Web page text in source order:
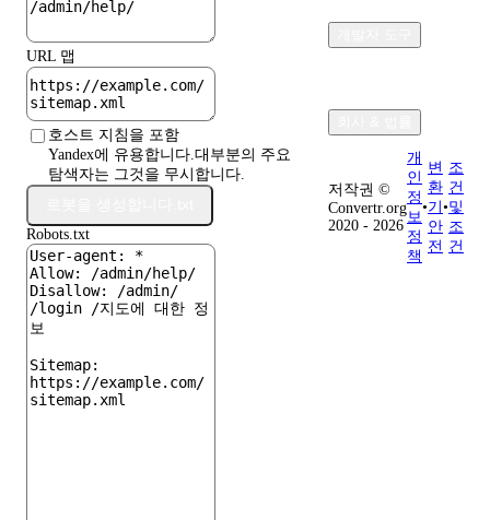
URL 맵
호스트 지침을 포함
Yandex에 유용합니다.대부분의 주요
탐색자는 그것을 무시합니다.
Robots.txt
저작권 ©
Convertr.org
2020 - 2026
개
인
정
보
정
책
•
변
환
기
안
전
•
조
건
및
조
건